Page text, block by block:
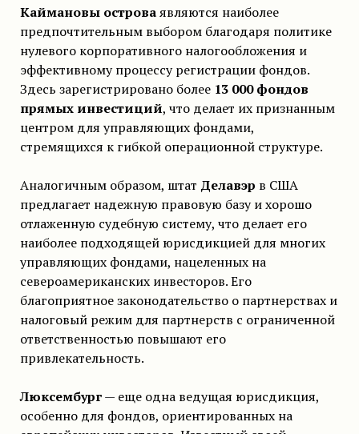
Каймановы островаявляются наиболее
предпочтительным выбором благодаря политике
нулевого корпоративного налогообложения и
эффективному процессу регистрации фондов.
Здесь зарегистрировано более 13 000 фондов
прямых инвестиций, что делает их признанным
центром для управляющих фондами,
стремящихся к гибкой операционной структуре.
Аналогичным образом, штат Делавэр в США
предлагает надежную правовую базу и хорошо
отлаженную судебную систему, что делает его
наиболее подходящей юрисдикцией для многих
управляющих фондами, нацеленных на
североамериканских инвесторов. Его
благоприятное законодательство о партнерствах и
налоговый режим для партнерств с ограниченной
ответственностью повышают его
привлекательность.
Люксембург— еще одна ведущая юрисдикция,
особенно для фондов, ориентированных на